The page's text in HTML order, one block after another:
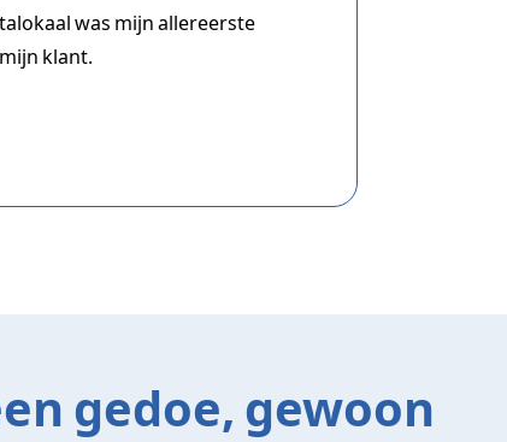
was mijn allereerste
klant.
gedoe, gewoon